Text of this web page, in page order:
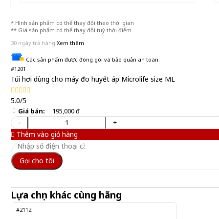
* Hình sản phẩm có thể thay đổi theo thời gian
** Giá sản phẩm có thể thay đổi tuỳ thời điểm
30 ngày trả hàng Xem thêm
Các sản phẩm được đóng gói và bảo quản an toàn.
#1201
Túi hơi dùng cho máy đo huyết áp Microlife size ML
5.0/5
Giá bán: 195,000 đ
-
+
Thêm vào giỏ hàng
Gọi cho tôi
Lựa chọn khác cùng hãng
#2112